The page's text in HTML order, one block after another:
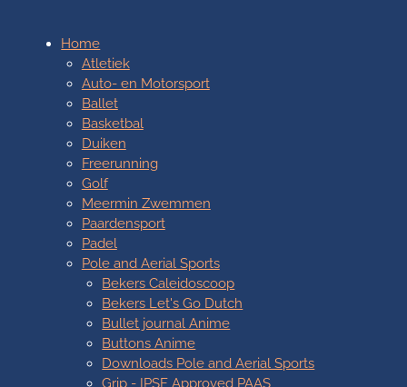
Home
Atletiek
Auto- en Motorsport
Ballet
Basketbal
Duiken
Freerunning
Golf
Meermin Zwemmen
Paardensport
Padel
Pole and Aerial Sports
Bekers Caleidoscoop
Bekers Let's Go Dutch
Bullet journal Anime
Buttons Anime
Downloads Pole and Aerial Sports
Grip - IPSF Approved PAAS